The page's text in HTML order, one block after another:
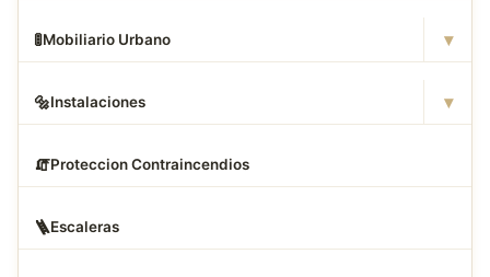
🚦Mobiliario Urbano ▾
🔩Instalaciones ▾
🧯Proteccion Contraincendios
🪜Escaleras